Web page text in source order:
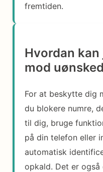
fremtiden.
Hvordan
mod
For at beskytte dig
du blokere numre,
til dig, bruge
på din telefon eller
automatisk
opkald. Det er